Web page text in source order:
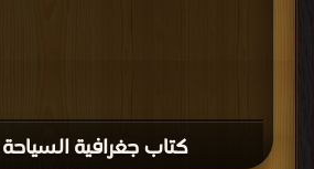
كتاب جغرافية السياحة PDF